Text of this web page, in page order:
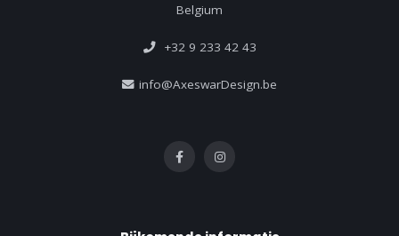
Belgium
+32 9 233 42 43
info@AxeswarDesign.be